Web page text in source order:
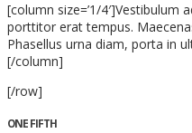
[column size=’1/4′]Vestibulum
porttitor erat tempus.
Phasellus urna diam, porta in
[/column]
[/row]
ONE FIFTH